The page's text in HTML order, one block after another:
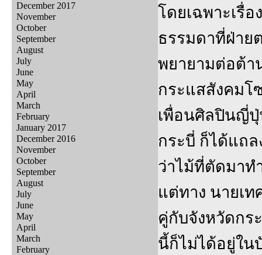
December 2017
November
October
September
August
July
June
May
April
March
February
January 2017
December 2016
November
October
September
August
July
June
May
April
March
February
โดยเฉพาะเรื่
ธรรมดาที่ฝ่าย
พยายามต่อต้า
กระแสสังคมโ
เพื่อนศิลปินญี่ปุ่
กระบี่ ก็ได้แถล
ว่าไม้ที่ตัดมาท
แต่ทาง นายเ
คู่กับจังหวัดกร
นี้ก็ไม่ได้อยู่ใน